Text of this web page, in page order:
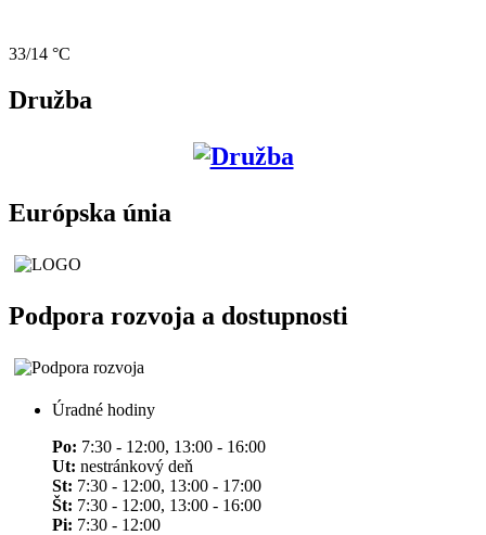
33/14 °C
Družba
Európska únia
Podpora rozvoja a dostupnosti
Úradné hodiny
Po: 7:30 - 12:00, 13:00 - 16:00
Ut: nestránkový deň
St: 7:30 - 12:00, 13:00 - 17:00
Št: 7:30 - 12:00, 13:00 - 16:00
Pi: 7:30 - 12:00